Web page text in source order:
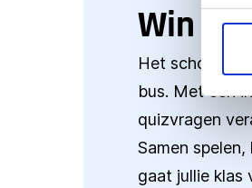
Win
Het
bus. Met een
quizvragen
Samen
gaat jullie klas